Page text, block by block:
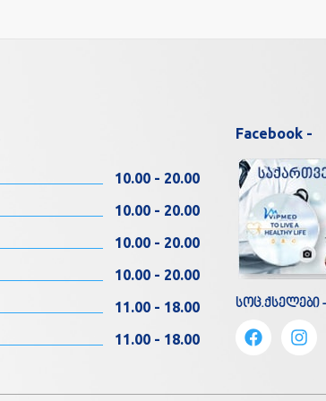
10.00 - 20.00
10.00 - 20.00
10.00 - 20.00
10.00 - 20.00
11.00 - 18.00
11.00 - 18.00
Facebook -
სოც.ქსელები -